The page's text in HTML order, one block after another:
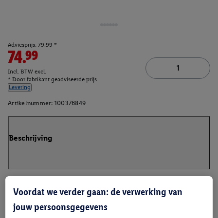
Adviesprijs: 79.99 *
74.99
Incl. BTW excl.
* Door fabrikant geadviseerde prijs
Levering
Artikelnummer: 100376849
Beschrijving
Voordat we verder gaan: de verwerking van
jouw persoonsgegevens